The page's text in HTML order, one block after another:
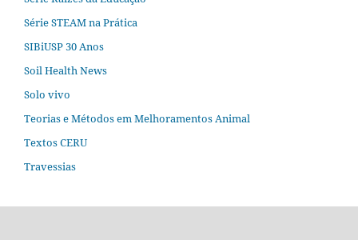
Série STEAM na Prática
SIBiUSP 30 Anos
Soil Health News
Solo vivo
Teorias e Métodos em Melhoramentos Animal
Textos CERU
Travessias